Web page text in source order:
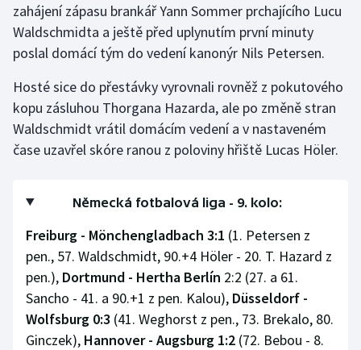
zahájení zápasu brankář Yann Sommer prchajícího Lucu
Waldschmidta a ještě před uplynutím první minuty
poslal domácí tým do vedení kanonýr Nils Petersen.
Hosté sice do přestávky vyrovnali rovněž z pokutového
kopu zásluhou Thorgana Hazarda, ale po změně stran
Waldschmidt vrátil domácím vedení a v nastaveném
čase uzavřel skóre ranou z poloviny hřiště Lucas Höler.
Německá fotbalová liga - 9. kolo:
Freiburg - Mönchengladbach 3:1 (1. Petersen z
pen., 57. Waldschmidt, 90.+4 Höler - 20. T. Hazard z
pen.), Dortmund - Hertha Berlín 2:2 (27. a 61.
Sancho - 41. a 90.+1 z pen. Kalou), Düsseldorf -
Wolfsburg 0:3 (41. Weghorst z pen., 73. Brekalo, 80.
Ginczek), Hannover - Augsburg 1:2 (72. Bebou - 8.